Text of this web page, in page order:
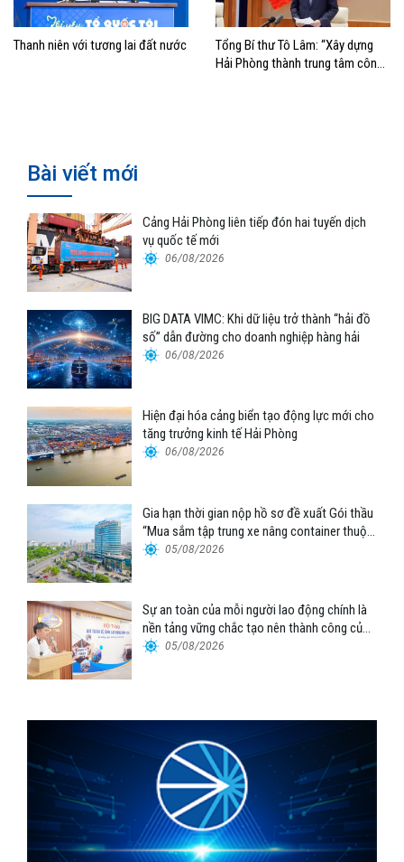
Thanh niên với tương lai đất nước
Tổng Bí thư Tô Lâm: “Xây dựng
Hải Phòng thành trung tâm công
Bài viết mới
Cảng Hải Phòng liên tiếp đón hai tuyến dịch
vụ quốc tế mới
06/08/2026
BIG DATA VIMC: Khi dữ liệu trở thành “hải đồ
số” dẫn đường cho doanh nghiệp hàng hải
06/08/2026
Hiện đại hóa cảng biển tạo động lực mới cho
tăng trưởng kinh tế Hải Phòng
06/08/2026
Gia hạn thời gian nộp hồ sơ đề xuất Gói thầu
“Mua sắm tập trung xe nâng container thuộc
Tổng công ty Hàng hải Việt Nam – CTCP”
05/08/2026
Sự an toàn của mỗi người lao động chính là
nền tảng vững chắc tạo nên thành công của
Cảng Đà Nẵng
05/08/2026